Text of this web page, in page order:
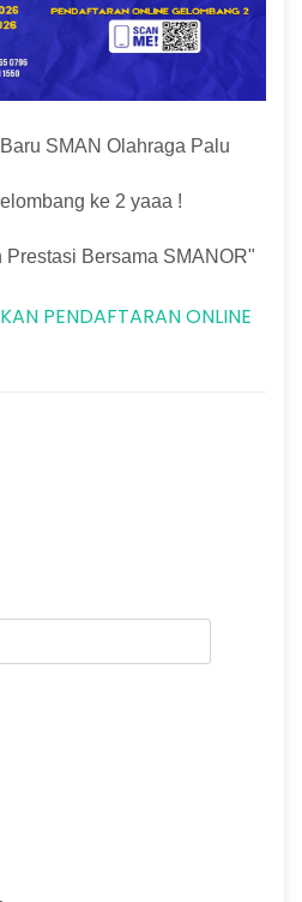
SMAN Olahraga Palu
ke 2 yaaa !
Bersama SMANOR"
PENDAFTARAN ONLINE